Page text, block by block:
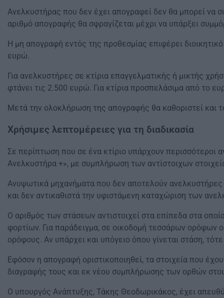
Ανελκυστήρας που δεν έχει απογραφεί δεν θα μπορεί να
αριθμό απογραφής θα σφραγίζεται μέχρι να υπάρξει
Η μη απογραφή εντός της προθεσμίας επιφέρει
ευρώ.
Για ανελκυστήρες σε κτίρια επαγγελματικής ή μικτής
φτάνει τις 2.500 ευρώ. Για κτίρια προσπελάσιμα από το
Μετά την ολοκλήρωση της απογραφής θα καθοριστεί
Χρήσιμες λεπτομέρειες για τη διαδικασία
Σε περίπτωση που σε ένα κτίριο υπάρχουν περισσότεροι
Ανελκυστήρα +», με συμπλήρωση των αντίστοιχων
Ανυψωτικά μηχανήματα που δεν αποτελούν
και δεν αντικαθιστά την υφιστάμενη καταχώριση των
Ο αριθμός των στάσεων αντιστοιχεί στα επίπεδα στα
φορτίων. Για παράδειγμα, σε οικοδομή τεσσάρων ορόφων
ορόφους. Αν υπάρχει και υπόγειο όπου γίνεται στάση, τότε
Εφόσον η απογραφή οριστικοποιηθεί, τα στοιχεία που
διαγραφής τους και εκ νέου συμπλήρωσης των ορθών
Ο υπουργός Ανάπτυξης, Τάκης Θεοδωρικάκος, έχει